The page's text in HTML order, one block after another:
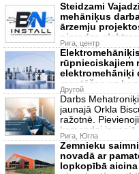
Steidzami
mehāniķus
ārzemju
pieredze
Рига, центр
rūpnieciskajiem
elektromehāniķi
montāžas uz
Другой
Darbs
jaunajā Orkla
ražotnē.
komandai jaunajā
Рига, Югла
Zemnieku
novadā ar
lopkopībā